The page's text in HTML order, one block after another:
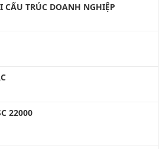
CẤU TRÚC DOANH NGHIỆP
22000